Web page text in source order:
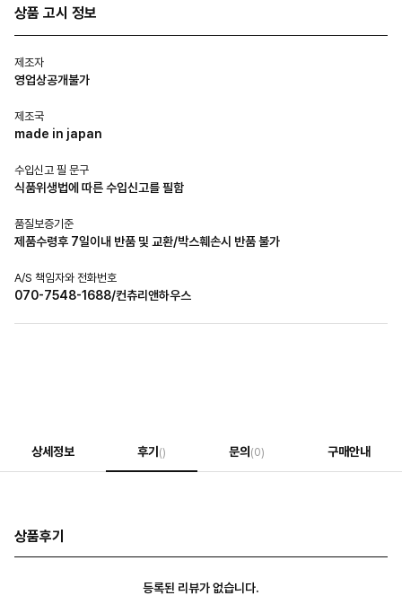
상품 고시 정보
제조자
영업상공개불가
제조국
made in japan
수입신고 필 문구
식품위생법에 따른 수입신고를 필함
품질보증기준
제품수령후 7일이내 반품 및 교환/박스훼손시 반품 불가
A/S 책임자와 전화번호
070-7548-1688/컨츄리앤하우스
상세정보 후기 () 문의 (0) 구매안내
상품후기
등록된 리뷰가 없습니다.